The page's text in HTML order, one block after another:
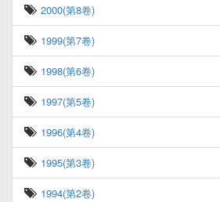
2000(第8卷)
1999(第7卷)
1998(第6卷)
1997(第5卷)
1996(第4卷)
1995(第3卷)
1994(第2卷)